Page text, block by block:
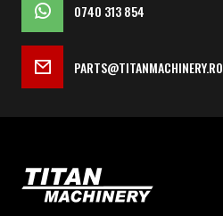
0740 313 854
PARTS@TITANMACHINERY.RO